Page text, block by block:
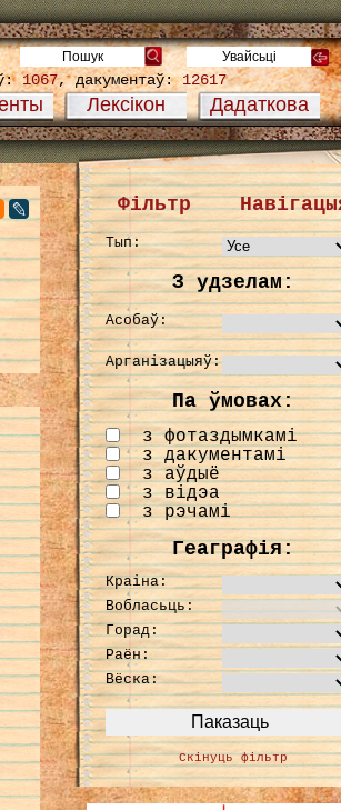
Лексікон Дадаткова
1067, дакументаў:12617
Фільтр
Тып:
З удзелам:
Асобаў:
Арганізацыяў:
Па ўмовах:
з фотаздымкамі
з дакументамі
з аўдыё
з відэа
з рэчамі
Геаграфія:
Краіна:
Вобласьць:
Горад:
Раён:
Вёска:
Скінуць фільтр